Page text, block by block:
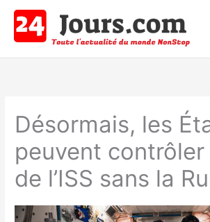
contenu
Désormais, les
peuvent contrôler
de l’ISS sans la